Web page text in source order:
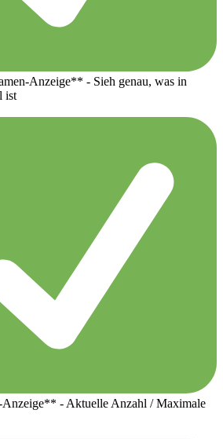
Anzeige** - Sieh genau, was in
ist
- Aktuelle Anzahl / Maximale